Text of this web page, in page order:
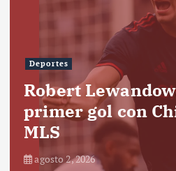
Deportes
Robert
primer gol con
MLS
agosto 2, 2026